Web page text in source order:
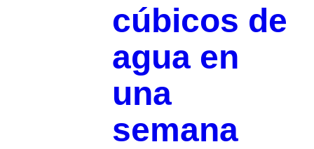
cúbicos de
agua en
una
semana